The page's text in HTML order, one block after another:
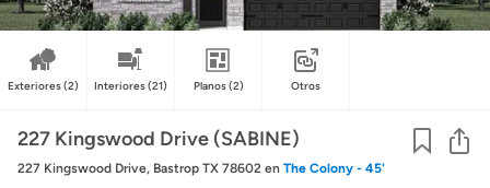
Exteriores(2) Interiores(21) Planos(2) Otros
227 Kingswood Drive (SABINE)
227 Kingswood Drive, Bastrop TX 78602 en The Colony - 45'